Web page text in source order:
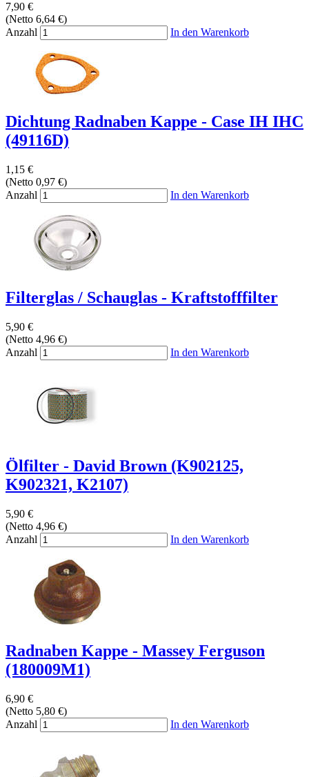
7,90 €
(Netto 6,64 €)
Anzahl
In den Warenkorb
Dichtung Radnaben Kappe - Case IH IHC
(49116D)
1,15 €
(Netto 0,97 €)
Anzahl
In den Warenkorb
Filterglas / Schauglas - Kraftstofffilter
5,90 €
(Netto 4,96 €)
Anzahl
In den Warenkorb
Ölfilter - David Brown (K902125,
K902321, K2107)
5,90 €
(Netto 4,96 €)
Anzahl
In den Warenkorb
Radnaben Kappe - Massey Ferguson
(180009M1)
6,90 €
(Netto 5,80 €)
Anzahl
In den Warenkorb